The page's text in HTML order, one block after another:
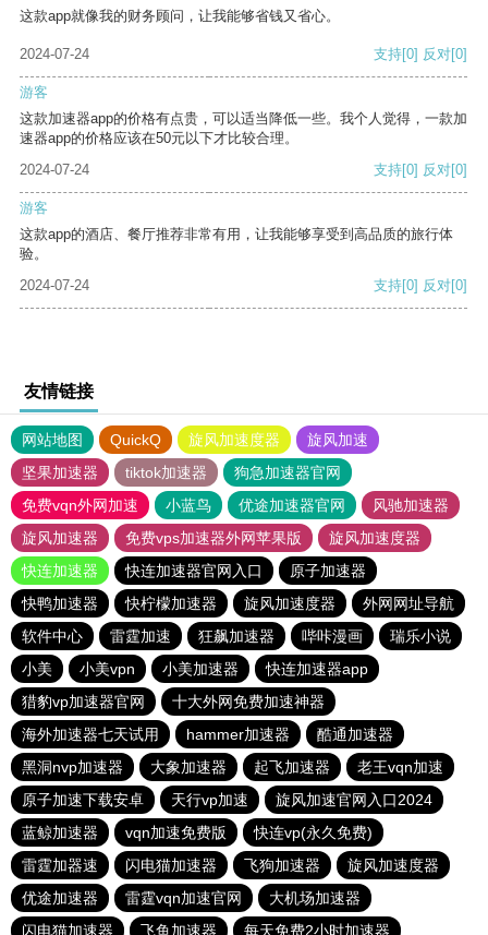
这款app就像我的财务顾问，让我能够省钱又省心。
2024-07-24 支持[0] 反对[0]
游客
这款加速器app的价格有点贵，可以适当降低一些。我个人觉得，一款加
速器app的价格应该在50元以下才比较合理。
2024-07-24
支持[0] 反对[0]
游客
这款app的酒店、餐厅推荐非常有用，让我能够享受到高品质的旅行体
验。
2024-07-24
支持[0] 反对[0]
友情链接
网站地图 QuickQ 旋风加速度器
旋风加速
坚果加速器
tiktok加速器
狗急加速器官网
免费vqn外网加速
小蓝鸟 优途加速器官网
风驰加速器
旋风加速器
免费vps加速器外网苹果版
旋风加速度器
快连加速器
快连加速器官网入口
原子加速器
快鸭加速器
快柠檬加速器 旋风加速度器
外网网址导航
软件中心
雷霆加速 狂飙加速器 哔咔漫画
瑞乐小说
小美
小美vpn 小美加速器
快连加速器app
猎豹vp加速器官网
十大外网免费加速神器
海外加速器七天试用
hammer加速器
酷通加速器
黑洞nvp加速器
大象加速器 起飞加速器
老王vqn加速
原子加速下载安卓
天行vp加速
旋风加速官网入口2024
蓝鲸加速器
vqn加速免费版
快连vp(永久免费)
雷霆加器速
闪电猫加速器 飞狗加速器
旋风加速度器
优途加速器
雷霆vqn加速官网
大机场加速器
闪电猫加速器
飞鱼加速器 每天免费2小时加速器